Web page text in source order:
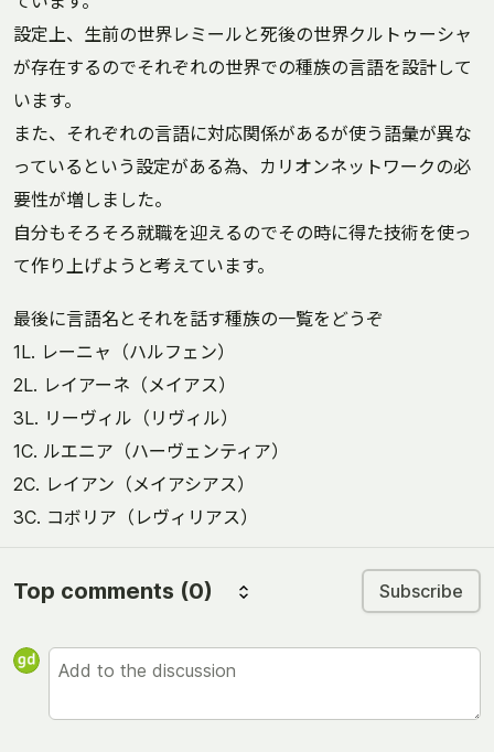
設定上、生前の世界レミールと死後の世界クルトゥーシャ
が存在するのでそれぞれの世界での種族の言語を設計して
います。
また、それぞれの言語に対応関係があるが使う語彙が異な
っているという設定がある為、カリオンネットワークの必
要性が増しました。
自分もそろそろ就職を迎えるのでその時に得た技術を使っ
て作り上げようと考えています。
最後に言語名とそれを話す種族の一覧をどうぞ
1L. レーニャ（ハルフェン）
2L. レイアーネ（メイアス）
3L. リーヴィル（リヴィル）
1C. ルエニア（ハーヴェンティア）
2C. レイアン（メイアシアス）
3C. コボリア（レヴィリアス）
Top comments (0) Subscribe